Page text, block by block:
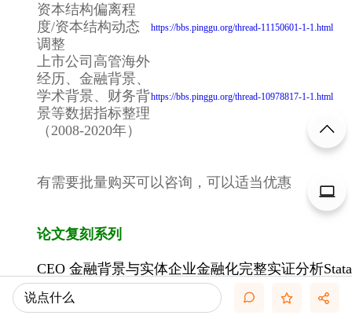
资本结构偏离程
度/资本结构动态
调整
https://bbs.pinggu.org/thread-11150601-1-1.html
上市公司高管海外
经历、金融背景、
学术背景、财务背
景等数据指标整理
（2008-2020年）
https://bbs.pinggu.org/thread-10978817-1-1.html
有需要批量购买可以咨询，可以适当优惠
论文复刻系列
CEO 金融背景与实体企业金融化完整实证分析Stata
代码(附2008-2020年数据)
https://bbs.pinggu.org/thread-10747753-1-1.html
说点什么